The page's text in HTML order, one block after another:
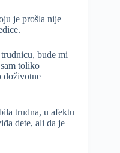
je prošla nije
bude mi
toliko
doživotne
trudna, u afektu
dete, ali da je